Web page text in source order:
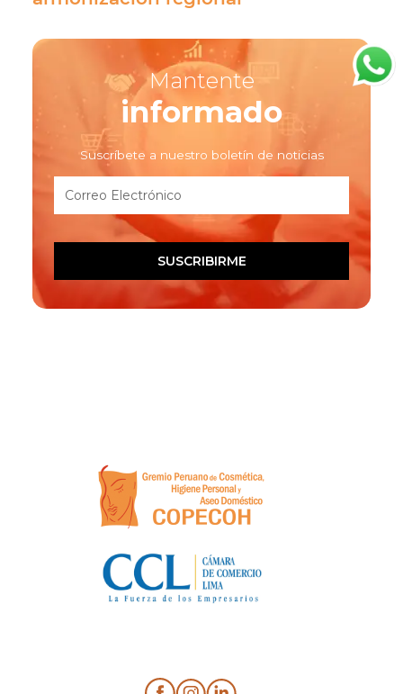
Mantente
informado
Suscríbete a nuestro boletín de noticias